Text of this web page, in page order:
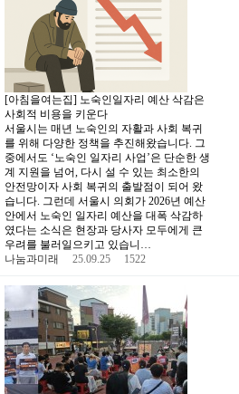
[아침을여는집] 노숙인일자리 예산 삭감은
사회적 비용을 키운다
서울시는 매년 노숙인의 자활과 사회 복귀
를 위해 다양한 정책을 추진해왔습니다. 그
중에서도 ‘노숙인 일자리 사업’은 단순한 생
계 지원을 넘어, 다시 설 수 있는 최소한의
안전망이자 사회 복귀의 출발점이 되어 왔
습니다. 그런데 서울시 의회가 2026년 예산
안에서 노숙인 일자리 예산을 대폭 삭감하
였다는 소식은 현장과 당사자 모두에게 큰
우려를 불러일으키고 있습니…
나눔과미래
25.09.25 1522